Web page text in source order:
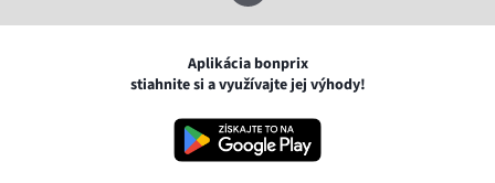
Aplikácia bonprix
stiahnite si a využívajte jej výhody!